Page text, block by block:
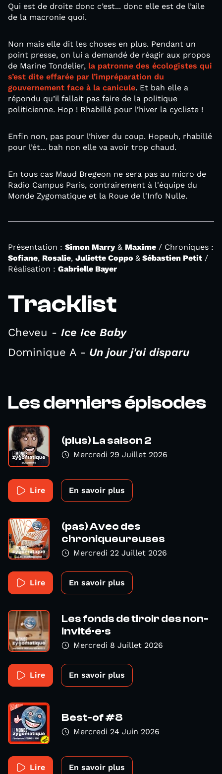
Qui est de droite donc c’est... donc elle est de l’aile
de la macronie quoi.
Non mais elle dit les choses en plus. Pendant un
point presse, on lui a demandé de réagir aux propos
de Marine Tondelier, la patronne des écologistes qui
s’est dite effarée par l’impréparation du
gouvernement face à la canicule. Et bah elle a
répondu qu’il fallait pas faire de la politique
politicienne. Hop ! Rhabillé pour l’hiver la cycliste !
Enfin non, pas pour l’hiver du coup. Hopeuh, rhabillé
pour l’ét... bah non elle va avoir trop chaud.
En tous cas Maud Bregeon ne sera pas au micro de
Radio Campus Paris, contrairement à l'équipe du
Monde Zygomatique et la Roue de l'Info Nulle.
Présentation : Simon Marry& Maxime / Chroniques :
Sofiane, Rosalie, Juliette Coppo & Sébastien Petit /
Réalisation : Gabrielle Bayer
Tracklist
Cheveu - Ice Ice Baby
Dominique A - Un jour j'ai disparu
Les derniers épisodes
(plus) La saison 2
Mercredi 29 Juillet 2026
Lire En savoir plus
(pas) Avec des
chroniqueureuses
Mercredi 22 Juillet 2026
Lire En savoir plus
Les fonds de tiroir des non-
invité·e·s
Mercredi 8 Juillet 2026
Lire En savoir plus
Best-of #8
Mercredi 24 Juin 2026
Lire En savoir plus